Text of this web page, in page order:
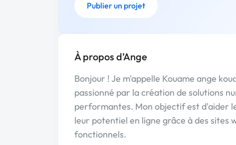
Publier un projet
À propos d’Ange
Bonjour ! Je m'appelle Kouame ange
passionné par la création de solutions
performantes. Mon objectif est d'aider
leur potentiel en ligne grâce à des sites
fonctionnels.